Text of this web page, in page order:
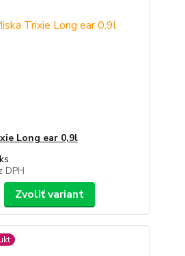
Long ear 0,9l
DPH
Zvoliť variant